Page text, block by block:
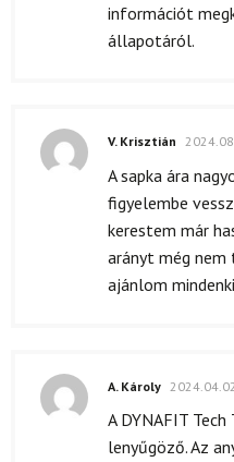
információt
állapotáról.
V. Krisztián
A sapka ára
figyelembe
kerestem már
arányt még
ajánlom
A. Károly 2024.04.02.
A DYNAFIT Tech
lenyűgöző. Az